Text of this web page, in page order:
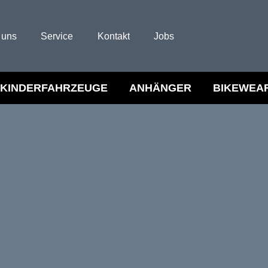
Service Kontakt Jobs
KINDERFAHRZEUGE ANHÄNGER